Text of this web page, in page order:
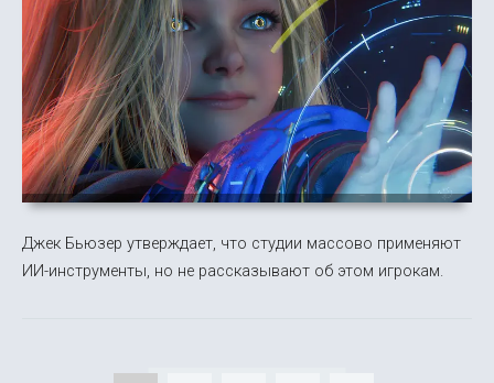
Джек Бьюзер утверждает, что студии массово применяют
ИИ-инструменты, но не рассказывают об этом игрокам.